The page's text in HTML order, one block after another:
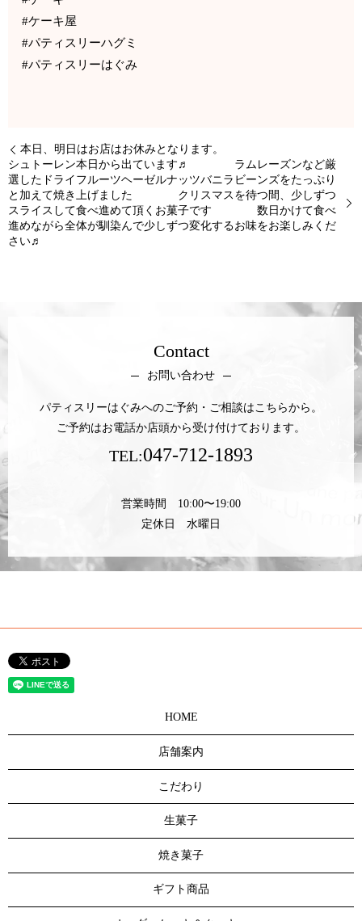
#ケーキ屋
#パティスリーハグミ
#パティスリーはぐみ
本日、明日はお店はお休みとなります。
シュトーレン本日から出ています♬ ラムレーズンなど厳
選したドライフルーツヘーゼルナッツバニラビーンズをたっぷり
と加えて焼き上げました クリスマスを待つ間、少しずつ
スライスして食べ進めて頂くお菓子です 数日かけて食べ
進めながら全体が馴染んで少しずつ変化するお味をお楽しみくだ
さい♬
Contact
お問い合わせ
パティスリーはぐみへのご予約・ご相談はこちらから。
ご予約はお電話か店頭から受け付けております。
TEL:047-712-1893
営業時間 10:00〜19:00
定休日 水曜日
HOME
店舗案内
こだわり
生菓子
焼き菓子
ギフト商品